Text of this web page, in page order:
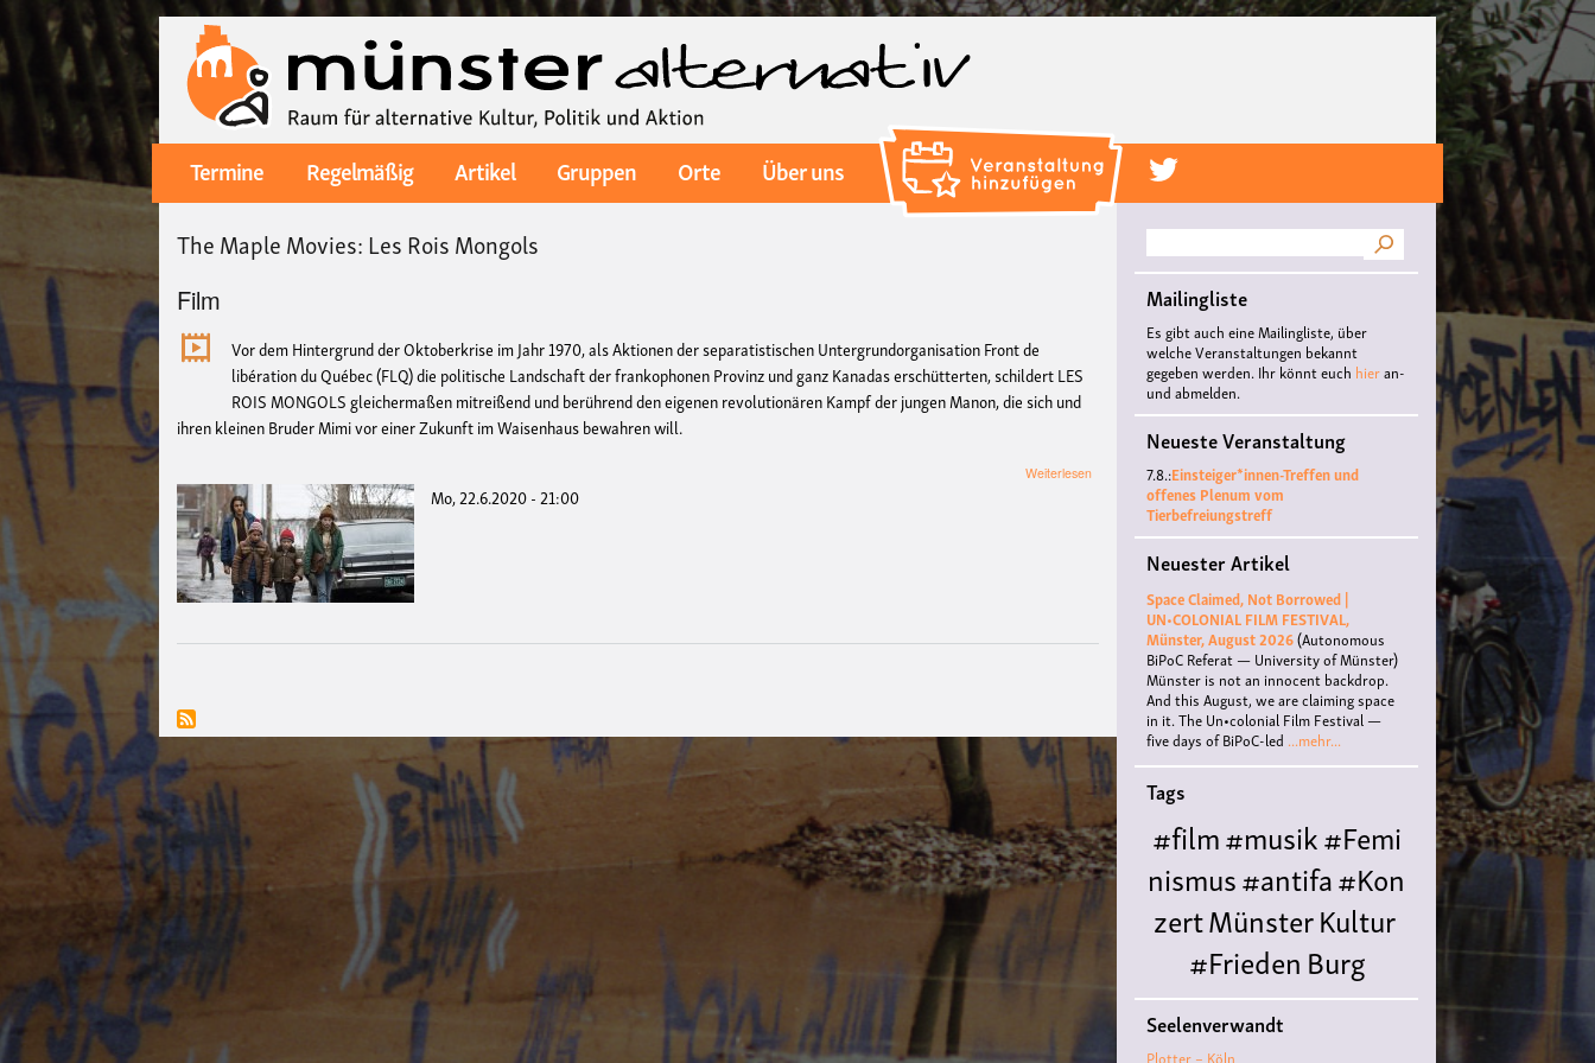
Inhalt
Main
navigation
Termine Regelmäßig Artikel Gruppen Orte
Über uns
The Maple Movies: Les Rois Mongols
Film
Vor dem Hintergrund der Oktoberkrise im Jahr 1970, als Aktionen der separatistischen Untergrundorganisation Front de
libération du Québec (FLQ) die politische Landschaft der frankophonen Provinz und ganz Kanadas erschütterten, schildert LES
ROIS MONGOLS gleichermaßen mitreißend und berührend den eigenen revolutionären Kampf der jungen Manon, die sich und
ihren kleinen Bruder Mimi vor einer Zukunft im Waisenhaus bewahren will.
Weiterlesen
Mo, 22.6.2020 - 21:00
Suche
Mailingliste
Es gibt auch eine Mailingliste, über
welche Veranstaltungen bekannt
gegeben werden. Ihr könnt euch hieran-
und abmelden.
Neueste Veranstaltung
7.8.:Einsteiger*innen-Treffen und
offenes Plenum vom
Tierbefreiungstreff
Neuester Artikel
Space Claimed, Not Borrowed |
UN•COLONIAL FILM FESTIVAL,
Münster, August 2026(Autonomous
BiPoC Referat — University of Münster)
Münster is not an innocent backdrop.
And this August, we are claiming space
in it. The Un•colonial Film Festival —
five days of BiPoC-led ...mehr...
Tags
#film#musik#Femi
nismus#antifa#Kon
zertMünsterKultur
#FriedenBurg
Hülshoffliteratur#
Queer#Workshop
Seelenverwandt
Plotter – Köln